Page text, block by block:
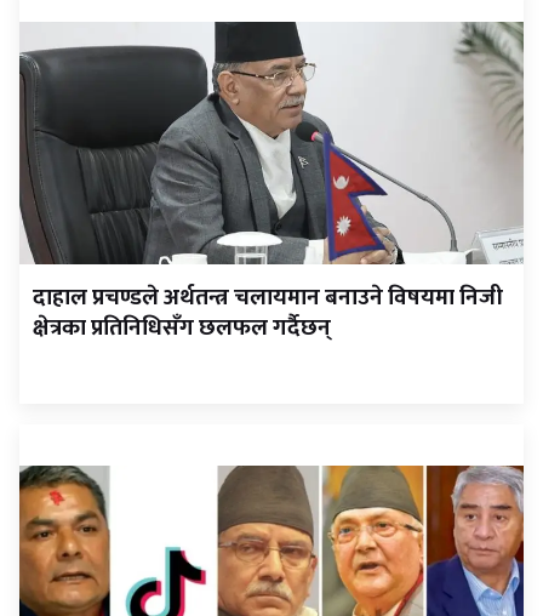
दाहाल प्रचण्डले अर्थतन्त्र चलायमान बनाउने विषयमा निजी
क्षेत्रका प्रतिनिधिसँग छलफल गर्दैछन्